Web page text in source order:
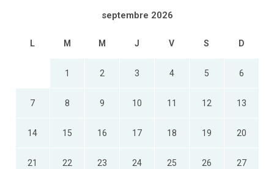
septembre 2026
L M M J V S D
1 2 3 4 5 6
7 8 9 10 11 12 13
14 15 16 17 18 19 20
21 22 23 24 25 26 27